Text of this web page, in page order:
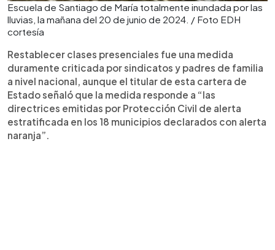
Escuela de Santiago de María totalmente inundada por las
lluvias, la mañana del 20 de junio de 2024. / Foto EDH
cortesía
Restablecer clases presenciales fue una medida
duramente criticada por sindicatos y padres de familia
a nivel nacional, aunque el titular de esta cartera de
Estado señaló que la medida responde a “las
directrices emitidas por Protección Civil de alerta
estratificada en los 18 municipios declarados con alerta
naranja”.